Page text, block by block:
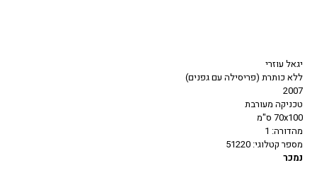
יגאל עוזרי
ללא כותרת (פריסילה עם גפנים)
2007
טכניקה מעורבת
70x100 ס"מ
מהדורה: 1
מספר קטלוגי: 51220
נמכר